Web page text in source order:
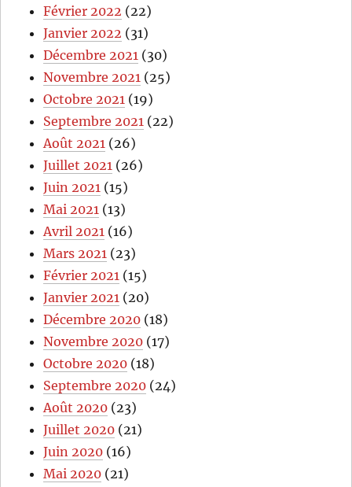
Février 2022 (22)
Janvier 2022 (31)
Décembre 2021 (30)
Novembre 2021 (25)
Octobre 2021 (19)
Septembre 2021 (22)
Août 2021 (26)
Juillet 2021 (26)
Juin 2021 (15)
Mai 2021 (13)
Avril 2021 (16)
Mars 2021 (23)
Février 2021 (15)
Janvier 2021 (20)
Décembre 2020 (18)
Novembre 2020 (17)
Octobre 2020 (18)
Septembre 2020 (24)
Août 2020 (23)
Juillet 2020 (21)
Juin 2020 (16)
Mai 2020 (21)